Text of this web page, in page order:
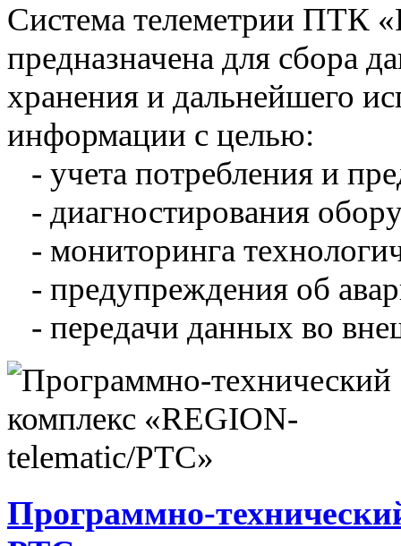
Система телеметрии ПТК
предназначена для сбора
хранения и дальнейшего
информации с целью:
- учета потребления и
- диагностирования
- мониторинга
- предупреждения об
- передачи данных во
Программно-